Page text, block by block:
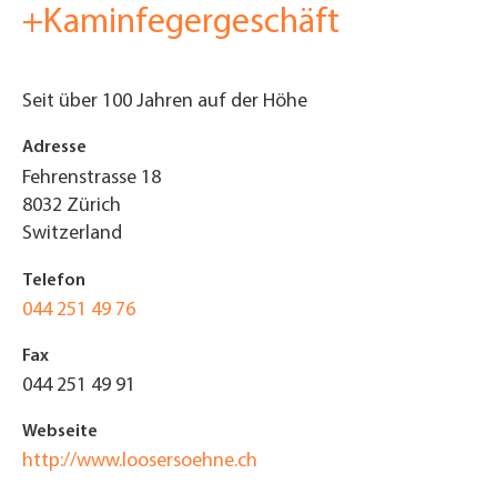
+Kaminfegergeschäft
Seit über 100 Jahren auf der Höhe
Adresse
Fehrenstrasse 18
8032 Zürich
Switzerland
Telefon
044 251 49 76
Fax
044 251 49 91
Webseite
http://www.loosersoehne.ch